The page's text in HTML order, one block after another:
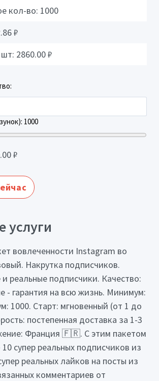
кол-во: 1000
₽
2860.00₽
1000
₽
услуги
вовлеченности Instagram во
Накрутка подписчиков.
реальные подписчики. Качество:
- гарантия на всю жизнь. Минимум:
1000. Старт: мгновенный (от 1 до
постепенная доставка за 1-3
Франция 🇫🇷. С этим пакетом
10 супер реальных подписчиков из
реальных лайков на посты из
комментариев от